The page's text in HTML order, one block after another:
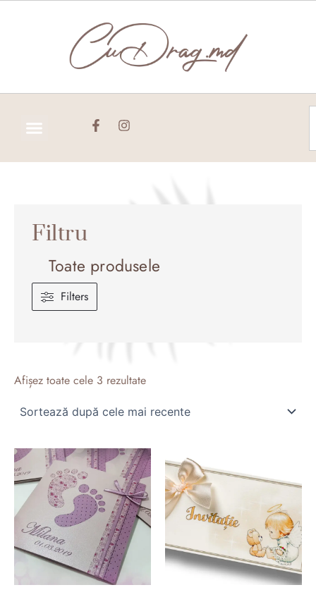
Filtru
Toate produsele
Filters
Afișez toate cele 3 rezultatedupă
recente